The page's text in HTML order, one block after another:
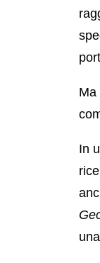
Ma
In